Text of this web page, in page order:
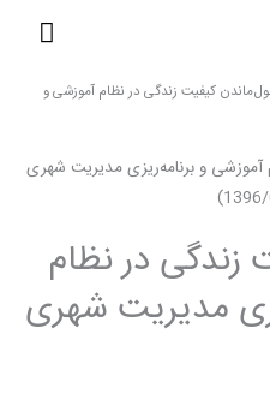
کیفیت زندگی در نظام آموزشی و
زندگی در نظام
مدیریت شهری